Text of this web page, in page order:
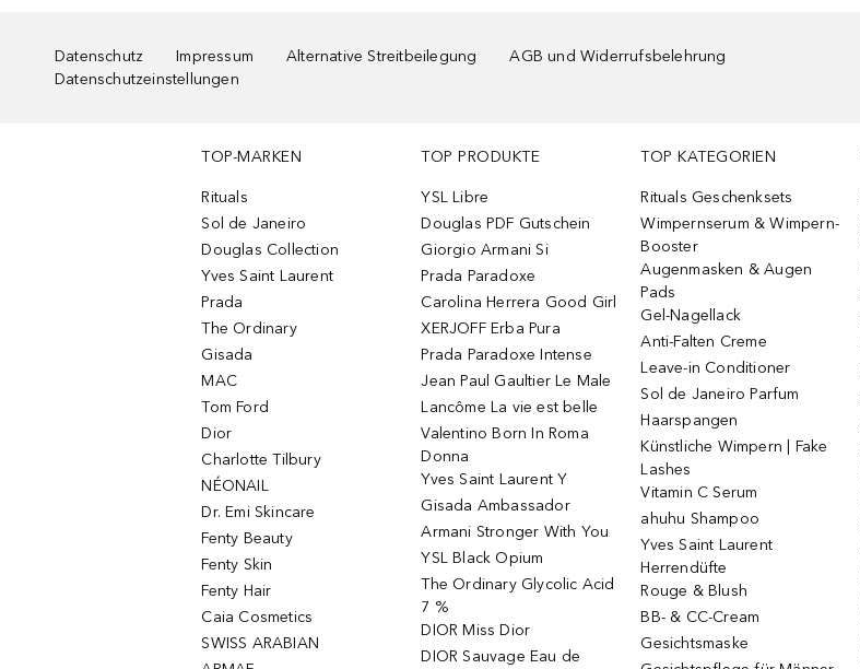
Datenschutz Impressum Alternative Streitbeilegung
AGB und Widerrufsbelehrung
Datenschutzeinstellungen
TOP-MARKEN
Rituals
Sol de Janeiro
Douglas Collection
Yves Saint Laurent
Prada
The Ordinary
Gisada
MAC
Tom Ford
Dior
Charlotte Tilbury
NÉONAIL
Dr. Emi Skincare
Fenty Beauty
Fenty Skin
Fenty Hair
Caia Cosmetics
SWISS ARABIAN
TOP PRODUKTE
YSL Libre
Douglas PDF Gutschein
Giorgio Armani Si
Prada Paradoxe
Carolina Herrera Good Girl
XERJOFF Erba Pura
Prada Paradoxe Intense
Jean Paul Gaultier Le Male
Lancôme La vie est belle
Valentino Born In Roma
Donna
Yves Saint Laurent Y
Gisada Ambassador
Armani Stronger With You
YSL Black Opium
The Ordinary Glycolic Acid
7 %
DIOR Miss Dior
DIOR Sauvage Eau de
TOP KATEGORIEN
Rituals Geschenksets
Wimpernserum & Wimpern-
Booster
Augenmasken & Augen
Pads
Gel-Nagellack
Anti-Falten Creme
Leave-in Conditioner
Sol de Janeiro Parfum
Haarspangen
Künstliche Wimpern | Fake
Lashes
Vitamin C Serum
ahuhu Shampoo
Yves Saint Laurent
Herrendüfte
Rouge & Blush
BB- & CC-Cream
Gesichtsmaske